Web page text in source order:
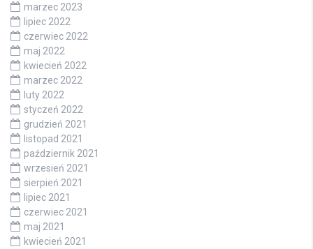
marzec 2023
lipiec 2022
czerwiec 2022
maj 2022
kwiecień 2022
marzec 2022
luty 2022
styczeń 2022
grudzień 2021
listopad 2021
październik 2021
wrzesień 2021
sierpień 2021
lipiec 2021
czerwiec 2021
maj 2021
kwiecień 2021